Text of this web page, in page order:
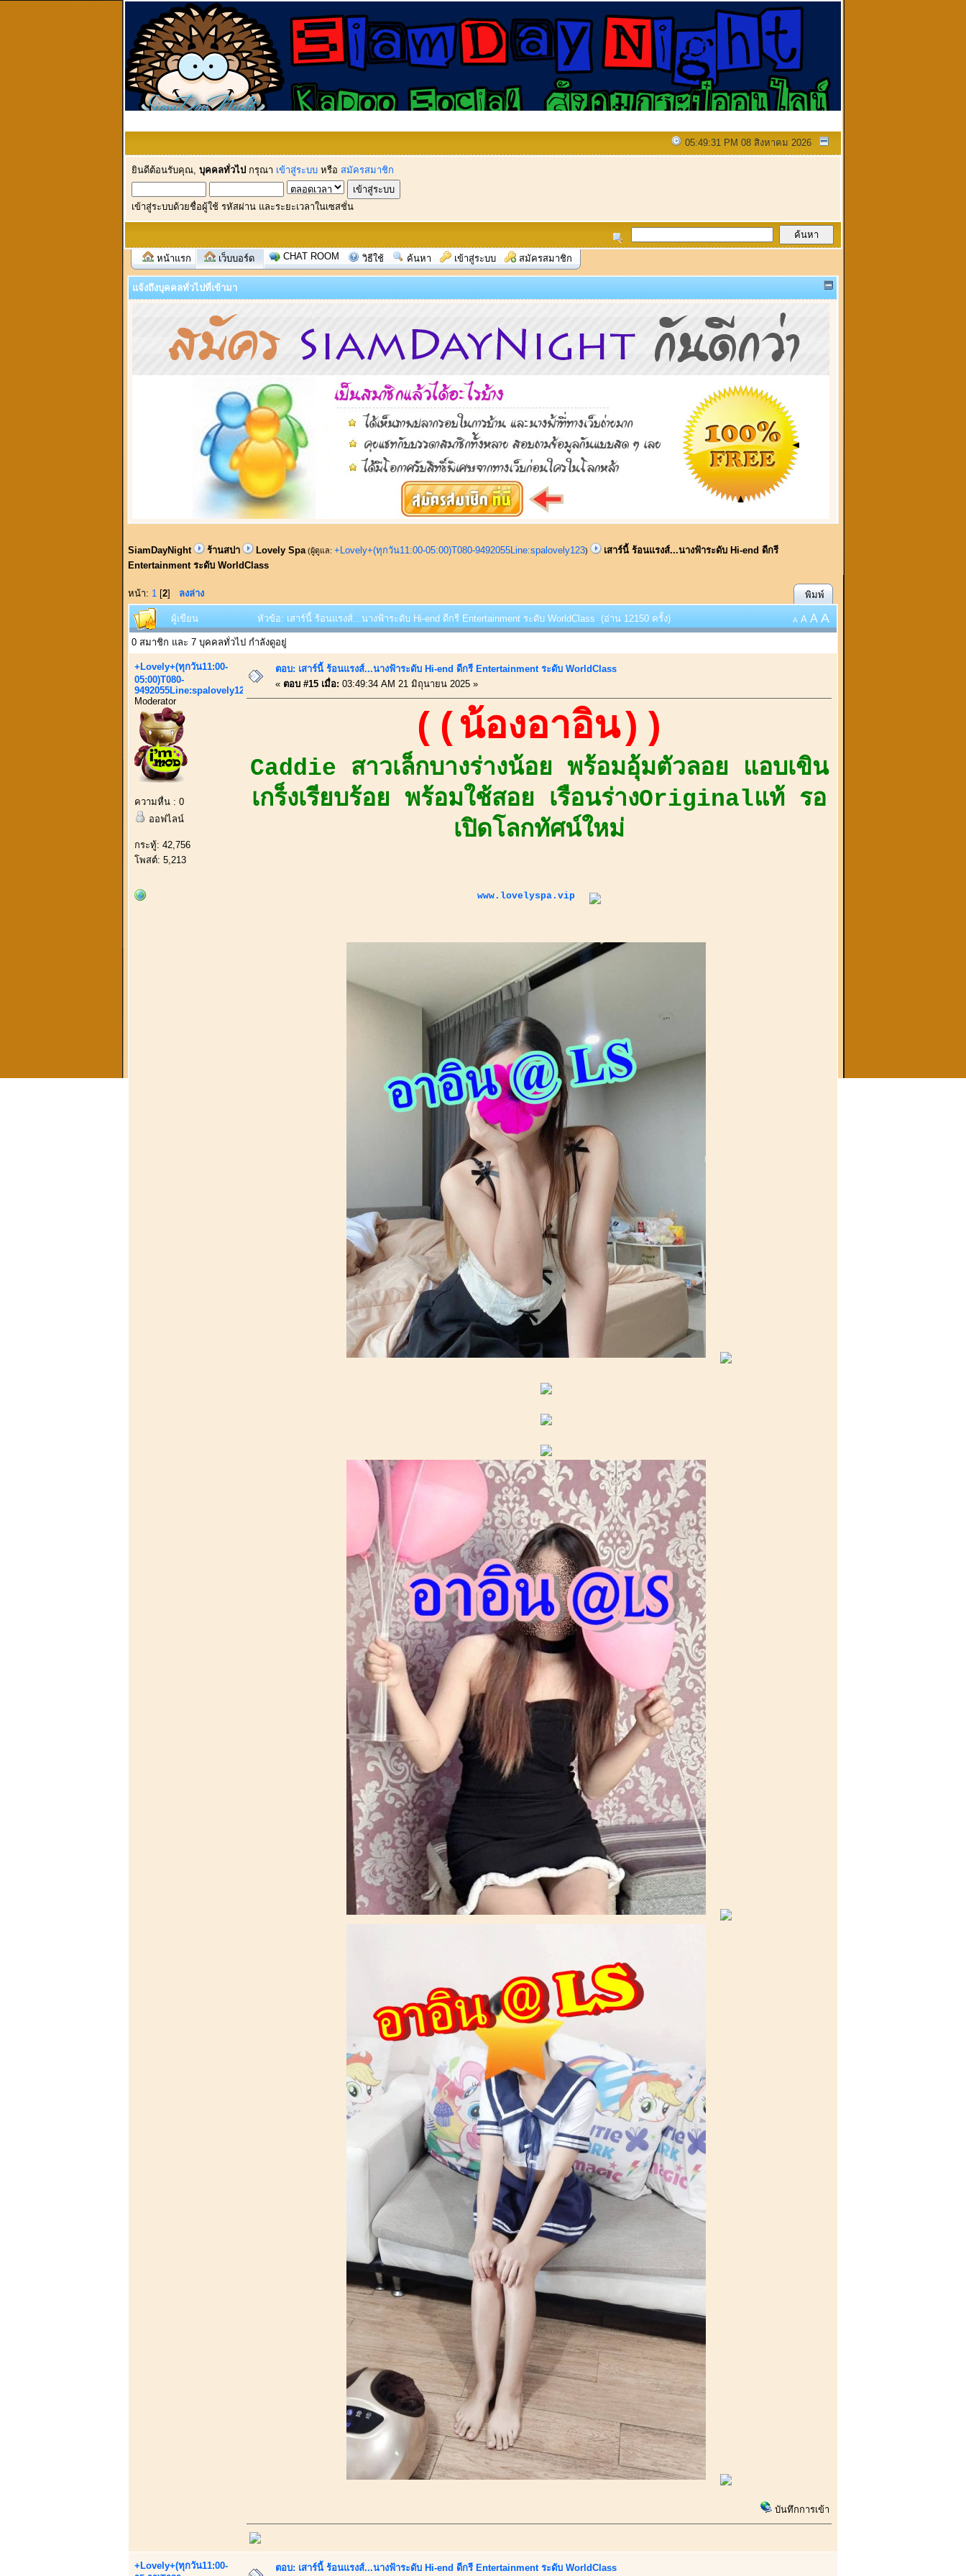
05:49:31 PM 08 สิงหาคม 2026
ยินดีต้อนรับคุณ, บุคคลทั่วไป กรุณา เข้าสู่ระบบ หรือ สมัครสมาชิก
เข้าสู่ระบบด้วยชื่อผู้ใช้ รหัสผ่าน และระยะเวลาในเซสชั่น
หน้าแรก เว็บบอร์ด CHAT ROOM วิธีใช้ ค้นหา เข้าสู่ระบบ สมัครสมาชิก
แจ้งถึงบุคคลทั่วไปที่เข้ามา
SiamDayNight ร้านสปา Lovely Spa (ผู้ดูแล: +Lovely+(ทุกวัน11:00-05:00)T080-9492055Line:spalovely123)
เสาร์นี้ ร้อนแรงส์...นางฟ้าระดับ Hi-end ดีกรี
Entertainment ระดับ WorldClass
หน้า: 1 [2] ลงล่าง พิมพ์
ผู้เขียน หัวข้อ: เสาร์นี้ ร้อนแรงส์...นางฟ้าระดับ Hi-end ดีกรี Entertainment ระดับ WorldClass (อ่าน 12150 ครั้ง) A A A A
0 สมาชิก และ 7 บุคคลทั่วไป กำลังดูอยู่
+Lovely+(ทุกวัน11:00-
05:00)T080-
9492055Line:spalovely123
Moderator
ความหื่น : 0
ออฟไลน์
กระทู้: 42,756
โพสต์: 5,213
ตอบ: เสาร์นี้ ร้อนแรงส์...นางฟ้าระดับ Hi-end ดีกรี Entertainment ระดับ WorldClass
« ตอบ #15 เมื่อ: 03:49:34 AM 21 มิถุนายน 2025 »
((น้องอาอิน))
Caddie สาวเล็กบางร่างน้อย พร้อมอุ้มตัวลอย แอบเขิน
เกร็งเรียบร้อย พร้อมใช้สอย เรือนร่างOriginalแท้ รอ
เปิดโลกทัศน์ใหม่
www.lovelyspa.vip
บันทึกการเข้า
+Lovely+(ทุกวัน11:00-
ตอบ: เสาร์นี้ ร้อนแรงส์...นางฟ้าระดับ Hi-end ดีกรี Entertainment ระดับ WorldClass